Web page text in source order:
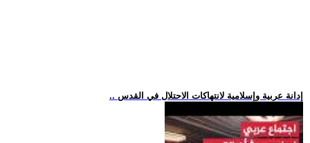
.. إدانة عربية وإسلامية لانتهاكات الاحتلال في القدس